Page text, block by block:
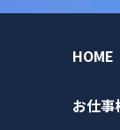
HOME
お仕事